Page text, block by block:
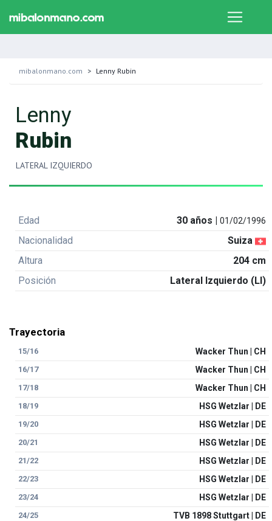
mibalonmano.com Lenny Rubin
Lenny
Rubin
LATERAL IZQUIERDO
Edad 30 años |01/02/1996
Nacionalidad
Suiza
Altura
204 cm
Posición
Lateral Izquierdo (LI)
Trayectoria
15/16 Wacker Thun | CH
16/17 Wacker Thun | CH
17/18 Wacker Thun | CH
18/19 HSG Wetzlar | DE
19/20 HSG Wetzlar | DE
20/21 HSG Wetzlar | DE
21/22 HSG Wetzlar | DE
22/23 HSG Wetzlar | DE
23/24 HSG Wetzlar | DE
24/25 TVB 1898 Stuttgart | DE